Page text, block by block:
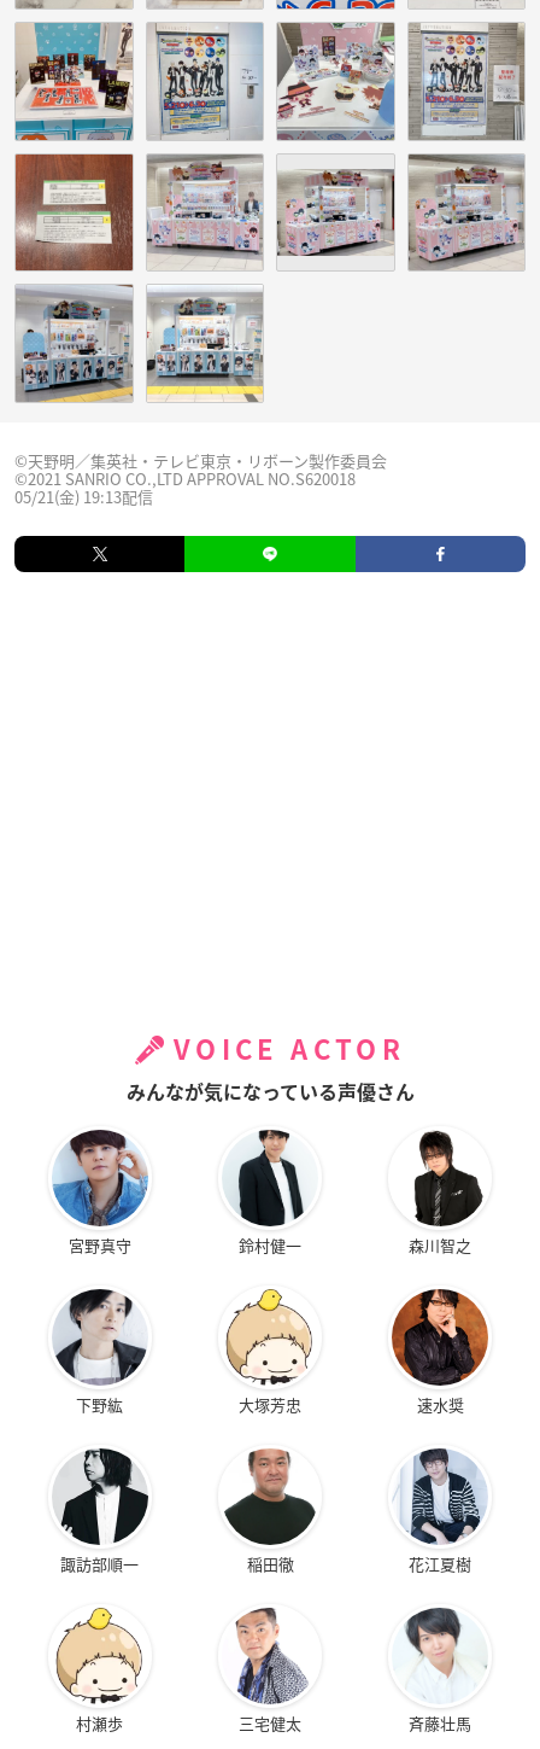
©天野明／集英社・テレビ東京・リボーン製作委員会
©2021 SANRIO CO.,LTD APPROVAL NO.S620018
05/21(金) 19:13配信
VOICE ACTOR
みんなが気になっている声優さん
宮野真守 鈴村健一 森川智之
下野紘 大塚芳忠 速水奨
諏訪部順一 稲田徹 花江夏樹
村瀬歩 三宅健太 斉藤壮馬